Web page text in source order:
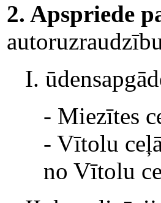
2. Apspriede
I.
- Miezītes
- Vītolu
no Vītolu